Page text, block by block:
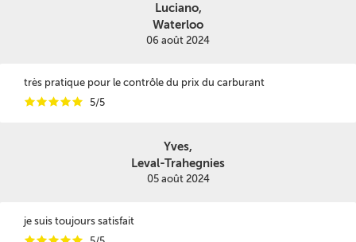
Luciano,
Waterloo
06 août 2024
très pratique pour le contrôle du prix du carburant
iiiii 5/5
Yves,
Leval-Trahegnies
05 août 2024
je suis toujours satisfait